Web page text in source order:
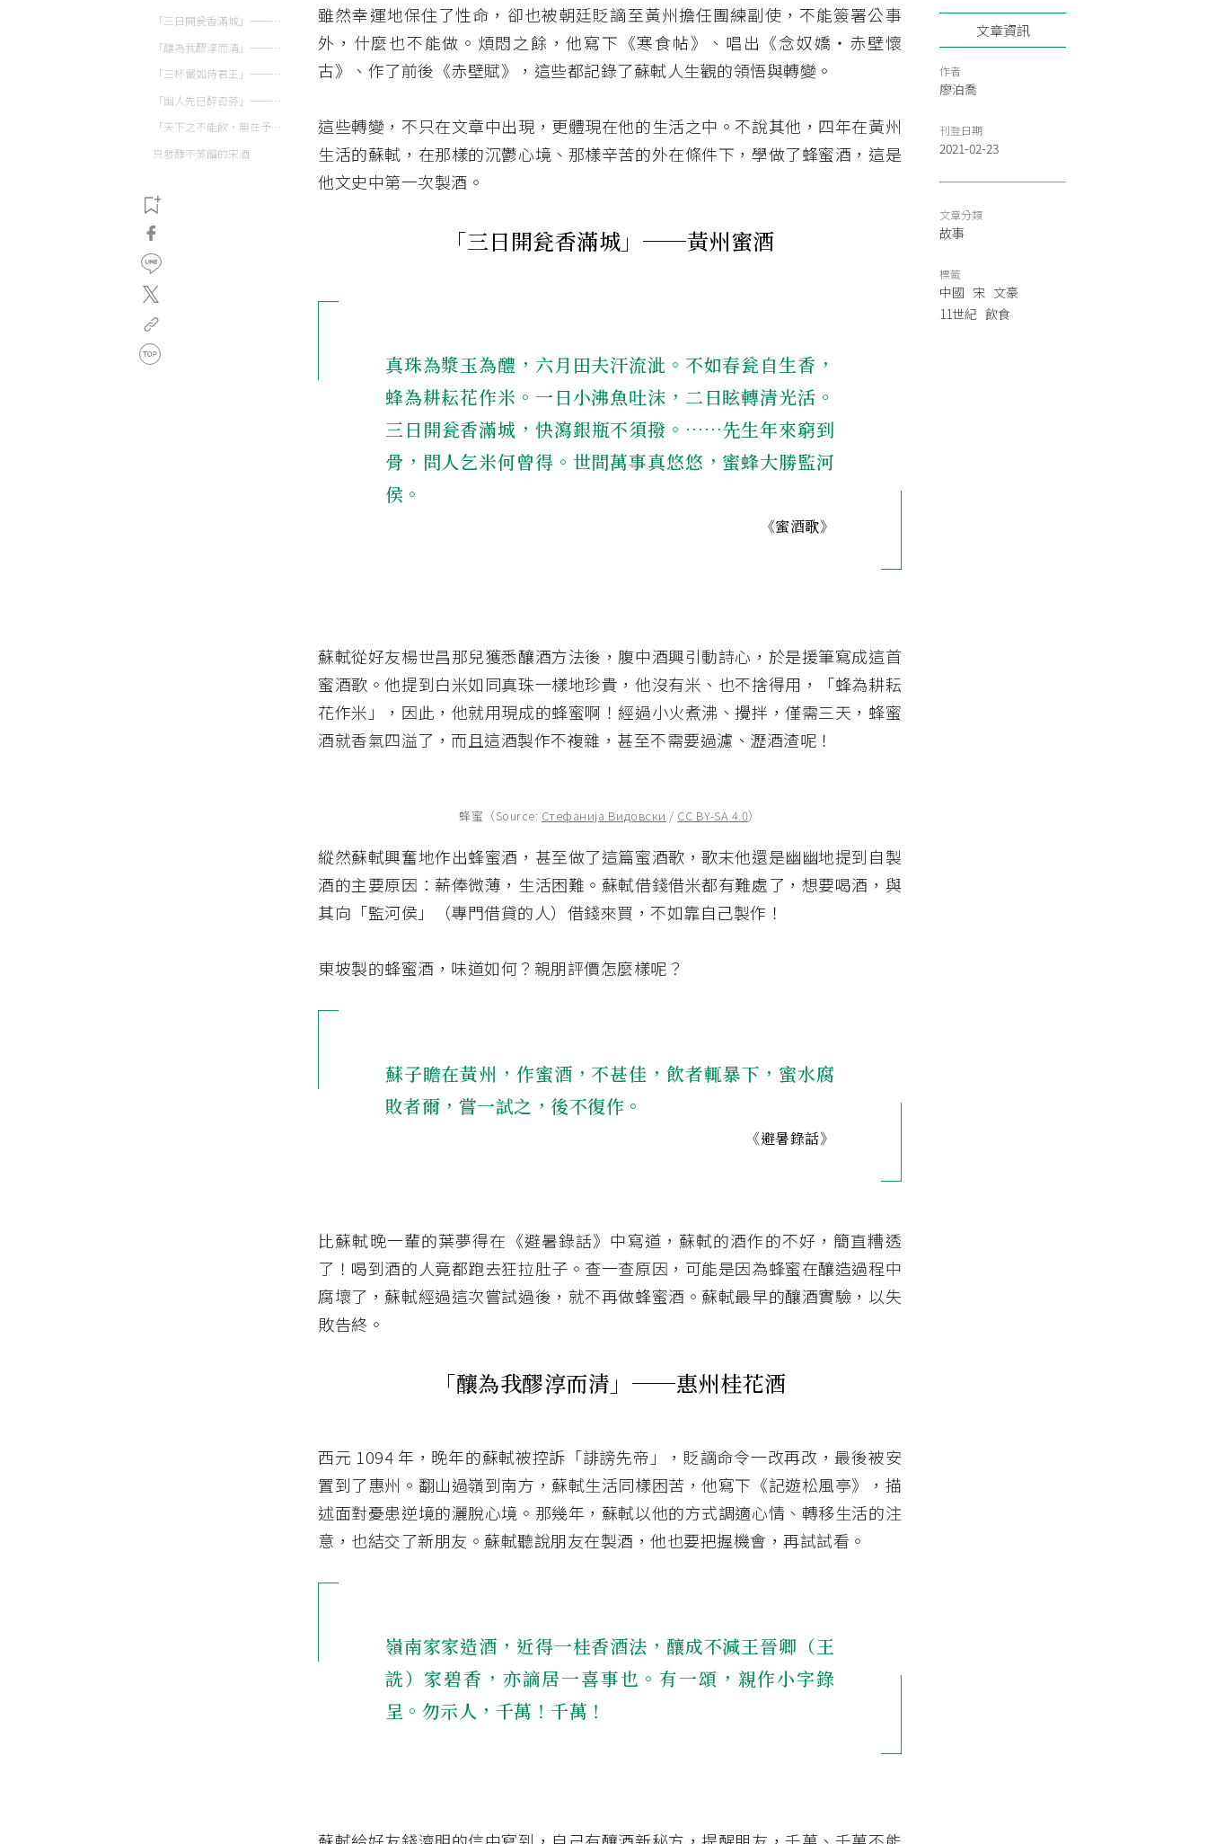
「三日開瓮香滿城」──黃州蜜酒
「釀為我醪淳而清」──惠州桂花酒
「三杯儼如侍君王」──惠州、儋州真一酒
「幽人先已醉奇芬」──儋州天門冬酒
「天下之不能飲，無在予下者。」──蘇軾愛酒而量少
只發酵不蒸餾的宋酒
雖然幸運地保住了性命，卻也被朝廷貶謫至黃州擔任團練副使，不能簽署公事
外，什麼也不能做。煩悶之餘，他寫下《寒食帖》、唱出《念奴嬌・赤壁懷
古》、作了前後《赤壁賦》，這些都記錄了蘇軾人生觀的領悟與轉變。
這些轉變，不只在文章中出現，更體現在他的生活之中。不說其他，四年在黃州
生活的蘇軾，在那樣的沉鬱心境、那樣辛苦的外在條件下，學做了蜂蜜酒，這是
他文史中第一次製酒。
「三日開瓮香滿城」──黃州蜜酒
真珠為漿玉為醴，六月田夫汗流泚。不如春瓮自生香，
蜂為耕耘花作米。一日小沸魚吐沫，二日眩轉清光活。
三日開瓮香滿城，快瀉銀瓶不須撥。……先生年來窮到
骨，問人乞米何曾得。世間萬事真悠悠，蜜蜂大勝監河
侯。
《蜜酒歌》
蘇軾從好友楊世昌那兒獲悉釀酒方法後，腹中酒興引動詩心，於是援筆寫成這首
蜜酒歌。他提到白米如同真珠一樣地珍貴，他沒有米、也不捨得用，「蜂為耕耘
花作米」，因此，他就用現成的蜂蜜啊！經過小火煮沸、攪拌，僅需三天，蜂蜜
酒就香氣四溢了，而且這酒製作不複雜，甚至不需要過濾、瀝酒渣呢！
蜂蜜（Source: Стефанија Видовски / CC BY-SA 4.0）
縱然蘇軾興奮地作出蜂蜜酒，甚至做了這篇蜜酒歌，歌末他還是幽幽地提到自製
酒的主要原因：薪俸微薄，生活困難。蘇軾借錢借米都有難處了，想要喝酒，與
其向「監河侯」（專門借貸的人）借錢來買，不如靠自己製作！
東坡製的蜂蜜酒，味道如何？親朋評價怎麼樣呢？
蘇子瞻在黃州，作蜜酒，不甚佳，飲者輒暴下，蜜水腐
敗者爾，嘗一試之，後不復作。
《避暑錄話》
比蘇軾晚一輩的葉夢得在《避暑錄話》中寫道，蘇軾的酒作的不好，簡直糟透
了！喝到酒的人竟都跑去狂拉肚子。查一查原因，可能是因為蜂蜜在釀造過程中
腐壞了，蘇軾經過這次嘗試過後，就不再做蜂蜜酒。蘇軾最早的釀酒實驗，以失
敗告終。
「釀為我醪淳而清」──惠州桂花酒
西元 1094 年，晚年的蘇軾被控訴「誹謗先帝」，貶謫命令一改再改，最後被安
置到了惠州。翻山過嶺到南方，蘇軾生活同樣困苦，他寫下《記遊松風亭》，描
述面對憂患逆境的灑脫心境。那幾年，蘇軾以他的方式調適心情、轉移生活的注
意，也結交了新朋友。蘇軾聽說朋友在製酒，他也要把握機會，再試試看。
嶺南家家造酒，近得一桂香酒法，釀成不減王晉卿（王
詵）家碧香，亦謫居一喜事也。有一頌，親作小字錄
呈。勿示人，千萬！千萬！
文章資訊
作者
廖泊喬
刊登日期
2021-02-23
文章分類
故事
標籤
中國 宋 文豪
11世紀 飲食